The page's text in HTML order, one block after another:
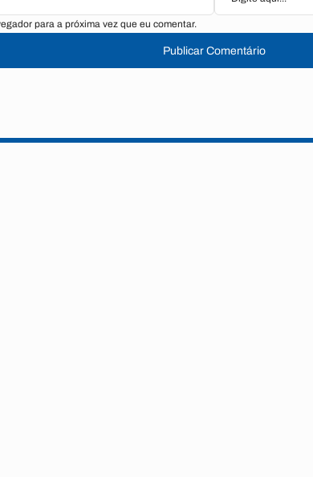
para a próxima vez que eu comentar.
Publicar Comentário